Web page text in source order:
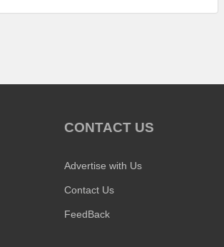
CONTACT US
Advertise with Us
Contact Us
FeedBack